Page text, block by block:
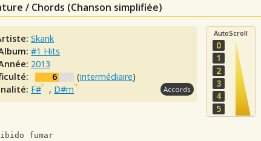
/ Chords (Chanson simplifiée)
Skank
#1 Hits
2013
6 (intermédiaire)
F# , D#m Accords
AutoScroll
0
1
2
3
4
5
fumar